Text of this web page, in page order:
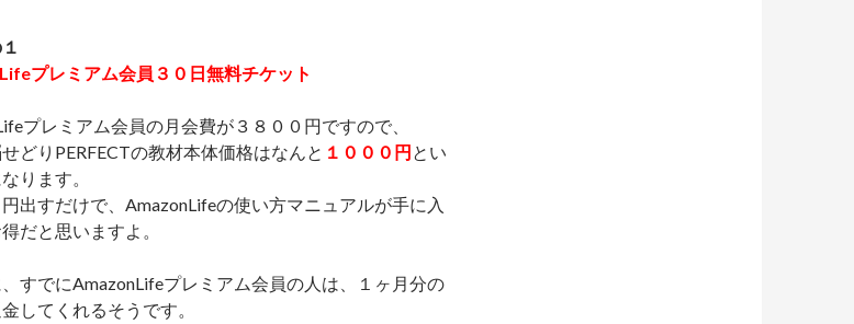
プレミアム会員３０日無料チケット
プレミアム会員の月会費が３８００円ですので、
どりPERFECTの教材本体価格はなんと １０００円とい
ります。
円出すだけで、AmazonLifeの使い方マニュアルが手に入
だと思いますよ。
すでにAmazonLifeプレミアム会員の人は、１ヶ月分の
してくれるそうです。